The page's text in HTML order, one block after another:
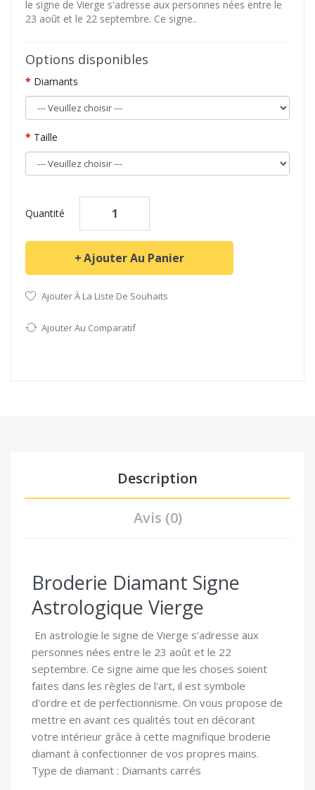
le signe de Vierge s'adresse aux personnes nées entre le
23 août et le 22 septembre. Ce signe..
Options disponibles
Diamants
Taille
Quantité
Ajouter Au Panier
Ajouter À La Liste De Souhaits
Ajouter Au Comparatif
Description
Avis (0)
Broderie Diamant Signe
Astrologique Vierge
En astrologie le signe de Vierge s'adresse aux
personnes nées entre le 23 août et le 22
septembre. Ce signe aime que les choses soient
faites dans les règles de l'art, il est symbole
d'ordre et de perfectionnisme. On vous propose de
mettre en avant ces qualités tout en décorant
votre intérieur grâce à cette magnifique broderie
diamant à confectionner de vos propres mains.
Type de diamant : Diamants carrés